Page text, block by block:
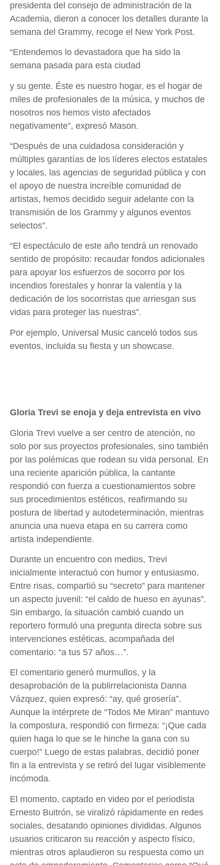
presidenta del consejo de administración de la
Academia, dieron a conocer los detalles durante la
semana del Grammy, recoge el New York Post.
“Entendemos lo devastadora que ha sido la
semana pasada para esta ciudad
y su gente. Éste es nuestro hogar, es el hogar de
miles de profesionales de la música, y muchos de
nosotros nos hemos visto afectados
negativamente”, expresó Mason.
“Después de una cuidadosa consideración y
múltiples garantías de los líderes electos estatales
y locales, las agencias de seguridad pública y con
el apoyo de nuestra increíble comunidad de
artistas, hemos decidido seguir adelante con la
transmisión de los Grammy y algunos eventos
selectos”.
“El espectáculo de este año tendrá un renovado
sentido de propósito: recaudar fondos adicionales
para apoyar los esfuerzos de socorro por los
incendios forestales y honrar la valentía y la
dedicación de los socorristas que arriesgan sus
vidas para proteger las nuestras”.
Por ejemplo, Universal Music canceló todos sus
eventos, incluida su fiesta y un showcase.
Gloria Trevi se enoja y deja entrevista en vivo
Gloria Trevi vuelve a ser centro de atención, no
solo por sus proyectos profesionales, sino también
por las polémicas que rodean su vida personal. En
una reciente aparición pública, la cantante
respondió con fuerza a cuestionamientos sobre
sus procedimientos estéticos, reafirmando su
postura de libertad y autodeterminación, mientras
anuncia una nueva etapa en su carrera como
artista independiente.
Durante un encuentro con medios, Trevi
inicialmente interactuó con humor y entusiasmo.
Entre risas, compartió su “secreto” para mantener
un aspecto juvenil: “el caldo de hueso en ayunas”.
Sin embargo, la situación cambió cuando un
reportero formuló una pregunta directa sobre sus
intervenciones estéticas, acompañada del
comentario: “a tus 57 años…”.
El comentario generó murmullos, y la
desaprobación de la publirrelacionista Danna
Vázquez, quien expresó: “ay, qué grosería”.
Aunque la intérprete de “Todos Me Miran” mantuvo
la compostura, respondió con firmeza: “¡Que cada
quien haga lo que se le hinche la gana con su
cuerpo!” Luego de estas palabras, decidió poner
fin a la entrevista y se retiró del lugar visiblemente
incómoda.
El momento, captado en video por el periodista
Ernesto Buitrón, se viralizó rápidamente en redes
sociales, desatando opiniones divididas. Algunos
usuarios criticaron su reacción y aspecto físico,
mientras otros aplaudieron su respuesta como un